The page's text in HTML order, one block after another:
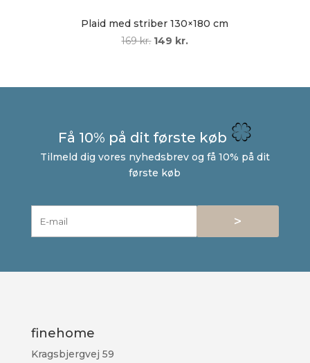
Plaid med striber 130×180 cm
169kr. Den
var:
149 kr.Den
er:
Få 10% på dit første køb
Tilmeld dig vores nyhedsbrev og få 10% på dit
første køb
>
finehome
Kragsbjergvej 59